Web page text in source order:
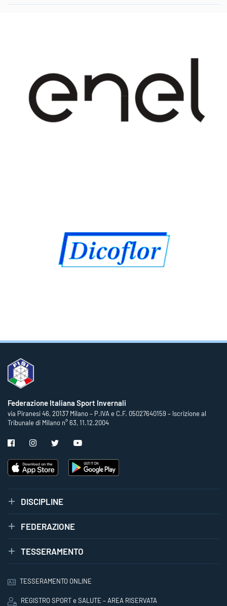
Federazione Italiana Sport Invernali
via Piranesi 46, 20137 Milano – P.IVA e C.F. 05027640159 – Iscrizione al
Tribunale di Milano n° 63, 11.12.2004
DISCIPLINE
FEDERAZIONE
TESSERAMENTO
TESSERAMENTO ONLINE
REGISTRO SPORT e SALUTE – AREA RISERVATA